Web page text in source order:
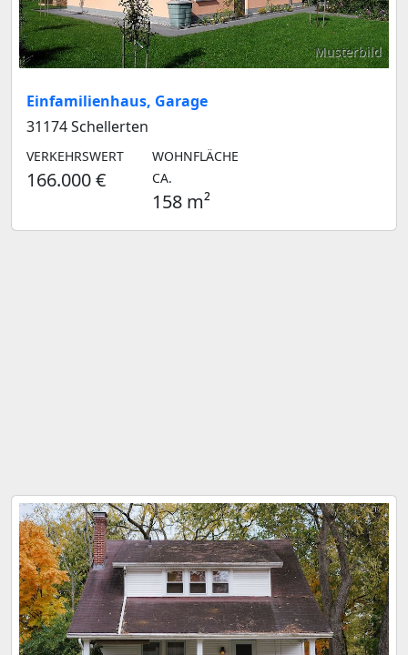
Musterbild
Einfamilienhaus, Garage
31174 Schellerten
VERKEHRSWERT
166.000 €
WOHNFLÄCHE
CA.
158 m²